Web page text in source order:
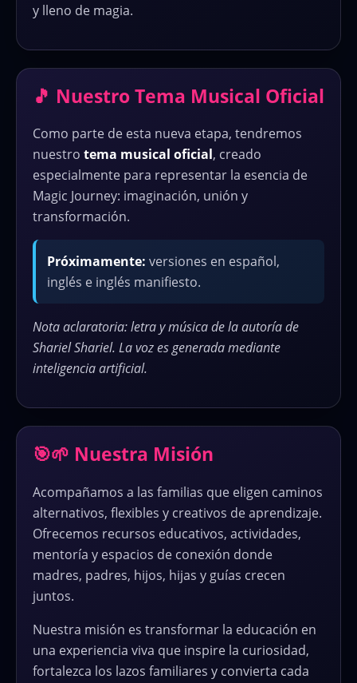
y lleno de magia.
🎵 Nuestro Tema Musical Oficial
Como parte de esta nueva etapa, tendremos
nuestro tema musical oficial, creado
especialmente para representar la esencia de
Magic Journey: imaginación, unión y
transformación.
Próximamente: versiones en español,
inglés e inglés manifiesto.
Nota aclaratoria: letra y música de la autoría de
Shariel Shariel. La voz es generada mediante
inteligencia artificial.
🎯🌱 Nuestra Misión
Acompañamos a las familias que eligen caminos
alternativos, flexibles y creativos de aprendizaje.
Ofrecemos recursos educativos, actividades,
mentoría y espacios de conexión donde
madres, padres, hijos, hijas y guías crecen
juntos.
Nuestra misión es transformar la educación en
una experiencia viva que inspire la curiosidad,
fortalezca los lazos familiares y convierta cada